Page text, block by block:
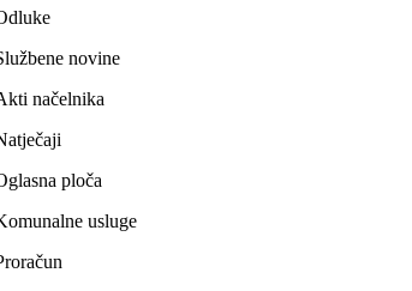
novine
načelnika
ploča
usluge